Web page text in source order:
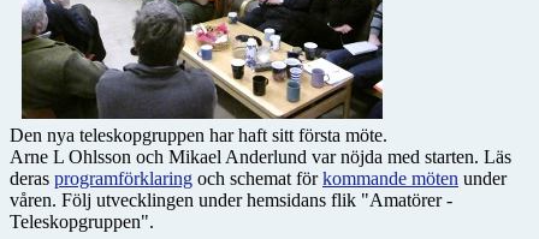
Den nya teleskopgruppen har haft sitt första möte.
Arne L Ohlsson och Mikael Anderlund var nöjda med starten. Läs
deras programförklaring och schemat förkommande möten under
våren. Följ utvecklingen under hemsidans flik "Amatörer -
Teleskopgruppen".